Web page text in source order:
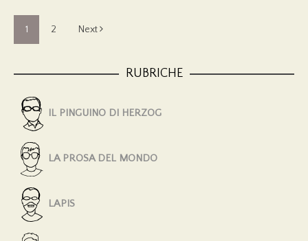
1 2 Next
RUBRICHE
IL PINGUINO DI HERZOG
LA PROSA DEL MONDO
LAPIS